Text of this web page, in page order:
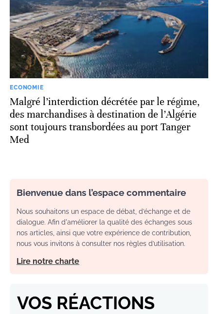
ECONOMIE
Malgré l’interdiction décrétée par le régime,
des marchandises à destination de l’Algérie
sont toujours transbordées au port Tanger
Med
Bienvenue dans l’espace commentaire
Nous souhaitons un espace de débat, d’échange et de
dialogue. Afin d'améliorer la qualité des échanges sous
nos articles, ainsi que votre expérience de contribution,
nous vous invitons à consulter nos règles d’utilisation.
Lire notre charte
VOS RÉACTIONS